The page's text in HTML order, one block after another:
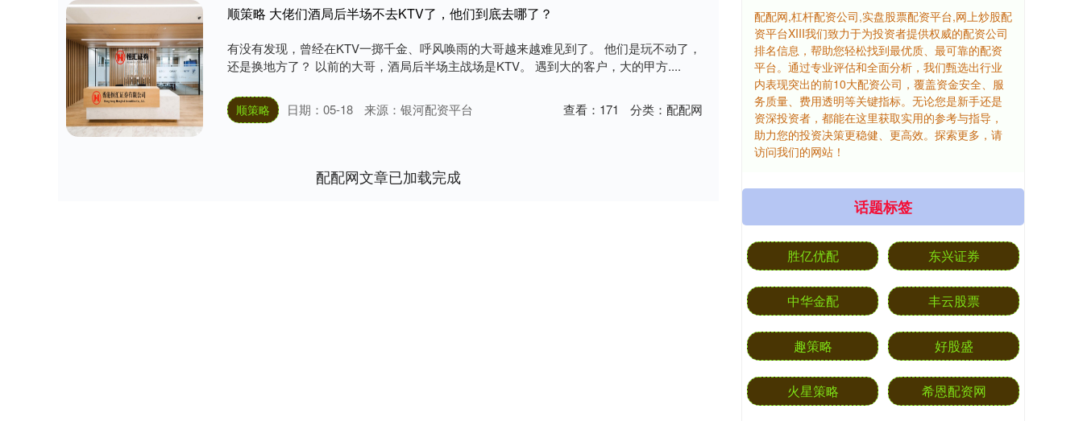
顺策略 大佬们酒局后半场不去KTV了，他们到底去哪了？
有没有发现，曾经在KTV一掷千金、呼风唤雨的大哥越来越难见到了。 他们是玩不动了，
还是换地方了？ 以前的大哥，酒局后半场主战场是KTV。 遇到大的客户，大的甲方....
顺策略 日期：05-18 来源：银河配资平台 查看： 171 分类： 配配网
配配网文章已加载完成
配配网,杠杆配资公司,实盘股票配资平台,网上炒股配
资平台XIII‌我们致力于为投资者提供权威的配资公司
排名信息，帮助您轻松找到最优质、最可靠的配资
平台。通过专业评估和全面分析，我们甄选出行业
内表现突出的前10大配资公司，覆盖资金安全、服
务质量、费用透明等关键指标。无论您是新手还是
资深投资者，都能在这里获取实用的参考与指导，
助力您的投资决策更稳健、更高效。探索更多，请
访问我们的网站！
话题标签
胜亿优配 东兴证券
中华金配 丰云股票
趣策略 好股盛
火星策略 希恩配资网